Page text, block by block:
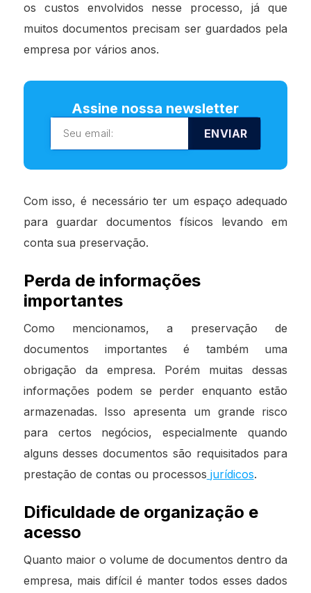
os custos envolvidos nesse processo, já que
muitos documentos precisam ser guardados pela
empresa por vários anos.
Assine nossa newsletter
ENVIAR
Com isso, é necessário ter um espaço adequado
para guardar documentos físicos levando em
conta sua preservação.
Perda de informações
importantes
Como mencionamos, a preservação de
documentos importantes é também uma
obrigação da empresa. Porém muitas dessas
informações podem se perder enquanto estão
armazenadas. Isso apresenta um grande risco
para certos negócios, especialmente quando
alguns desses documentos são requisitados para
prestação de contas ou processos jurídicos.
Dificuldade de organização e
acesso
Quanto maior o volume de documentos dentro da
empresa, mais difícil é manter todos esses dados